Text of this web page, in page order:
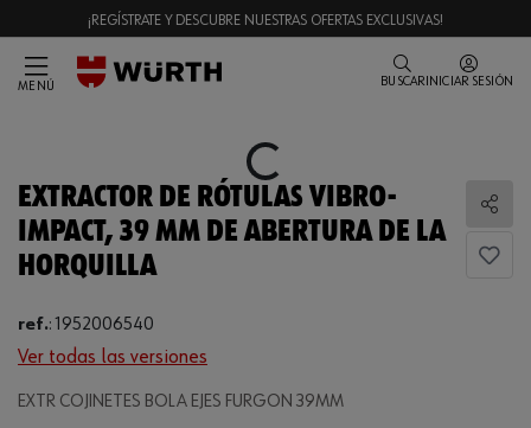
¡REGÍSTRATE Y DESCUBRE NUESTRAS OFERTAS EXCLUSIVAS!
MENÚ BUSCAR INICIAR SESIÓN
Loading...
EXTRACTOR DE RÓTULAS VIBRO-
IMPACT, 39 MM DE ABERTURA DE LA
HORQUILLA
ref.:1952006540
Ver todas las versiones
EXTR COJINETES BOLA EJES FURGON 39MM